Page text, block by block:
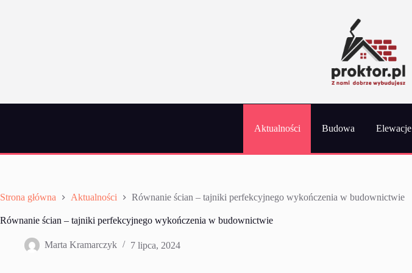
Aktualności Budowa Elewacje
Strona główna Aktualności Równanie ścian – tajniki perfekcyjnego wykończenia w budownictwie
Równanie ścian – tajniki perfekcyjnego wykończenia w budownictwie
Marta Kramarczyk 7 lipca, 2024